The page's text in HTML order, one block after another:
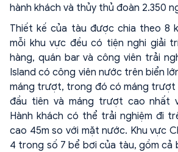
hành khách và thủy thủ đoàn 2.350
Thiết kế của tàu được chia theo 8
mỗi khu vực đều có tiện nghi giải
hàng, quán bar và công viên trải
Island có công viên nước trên biển
máng trượt, trong đó có máng
đầu tiên và máng trượt cao nhất
Hành khách có thể trải nghiệm đi
cao 45m so với mặt nước. Khu vực
4 trong số 7 bể bơi của tàu, gồm cả